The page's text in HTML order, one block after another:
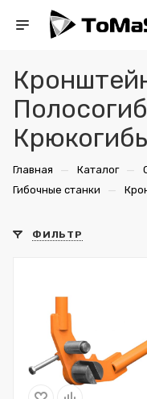
Главная — Каталог —
Гибочные станки —
ФИЛЬТР